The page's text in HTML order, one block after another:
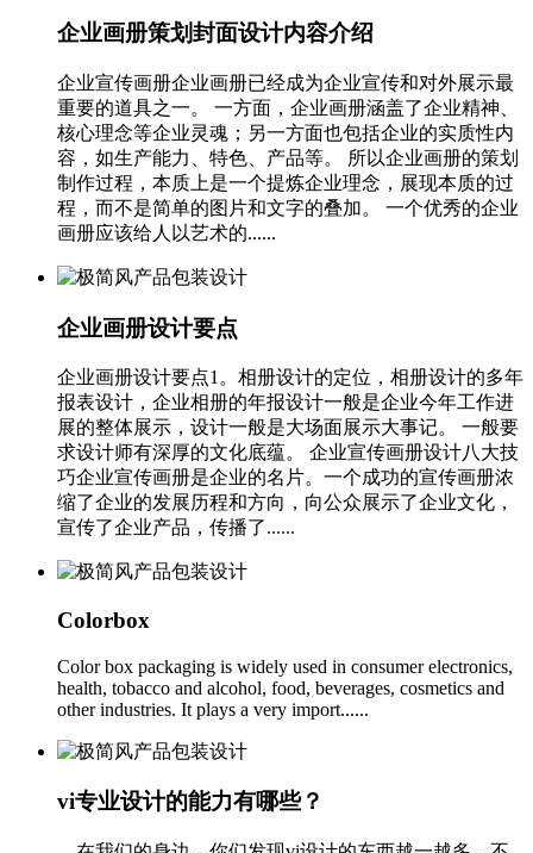
企业画册策划封面设计内容介绍
企业宣传画册企业画册已经成为企业宣传和对外展示最
重要的道具之一。 一方面，企业画册涵盖了企业精神、
核心理念等企业灵魂；另一方面也包括企业的实质性内
容，如生产能力、特色、产品等。 所以企业画册的策划
制作过程，本质上是一个提炼企业理念，展现本质的过
程，而不是简单的图片和文字的叠加。 一个优秀的企业
画册应该给人以艺术的......
企业画册设计要点
企业画册设计要点1。相册设计的定位，相册设计的多年
报表设计，企业相册的年报设计一般是企业今年工作进
展的整体展示，设计一般是大场面展示大事记。 一般要
求设计师有深厚的文化底蕴。 企业宣传画册设计八大技
巧企业宣传画册是企业的名片。一个成功的宣传画册浓
缩了企业的发展历程和方向，向公众展示了企业文化，
宣传了企业产品，传播了......
Colorbox
Color box packaging is widely used in consumer electronics,
health, tobacco and alcohol, food, beverages, cosmetics and
other industries. It plays a very import......
vi专业设计的能力有哪些？